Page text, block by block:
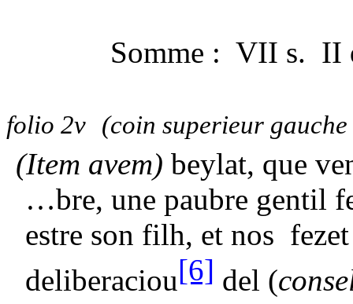
Somme : VII s. II
folio 2v (coin superieur
(Item avem) beylat, que
…bre, une paubre gentil
estre son filh, et nos
deliberaciou[6] del (